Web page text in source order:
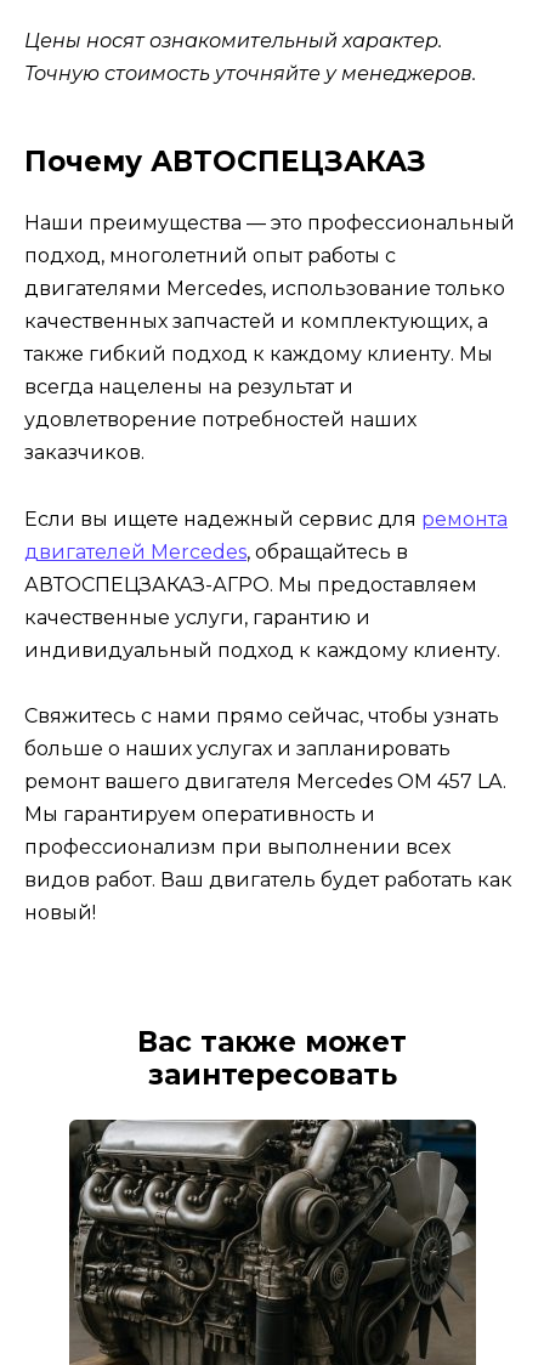
Цены носят ознакомительный характер.
Точную стоимость уточняйте у менеджеров.
Почему АВТОСПЕЦЗАКАЗ
Наши преимущества — это профессиональный
подход, многолетний опыт работы с
двигателями Mercedes, использование только
качественных запчастей и комплектующих, а
также гибкий подход к каждому клиенту. Мы
всегда нацелены на результат и
удовлетворение потребностей наших
заказчиков.
Если вы ищете надежный сервис для ремонта
двигателей Mercedes, обращайтесь в
АВТОСПЕЦЗАКАЗ-АГРО. Мы предоставляем
качественные услуги, гарантию и
индивидуальный подход к каждому клиенту.
Свяжитесь с нами прямо сейчас, чтобы узнать
больше о наших услугах и запланировать
ремонт вашего двигателя Mercedes OM 457 LA.
Мы гарантируем оперативность и
профессионализм при выполнении всех
видов работ. Ваш двигатель будет работать как
новый!
Вас также может
заинтересовать